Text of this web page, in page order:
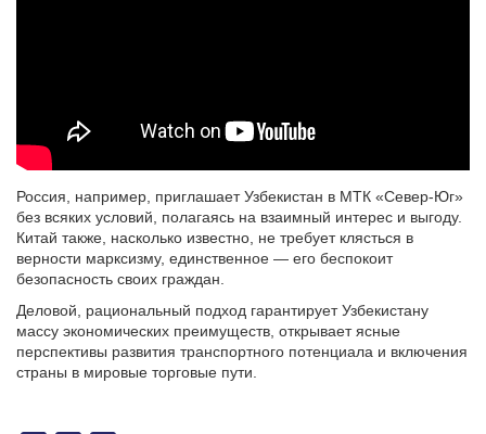
Россия, например, приглашает Узбекистан в МТК «Север-Юг»
без всяких условий, полагаясь на взаимный интерес и выгоду.
Китай также, насколько известно, не требует клясться в
верности марксизму, единственное — его беспокоит
безопасность своих граждан.
Деловой, рациональный подход гарантирует Узбекистану
массу экономических преимуществ, открывает ясные
перспективы развития транспортного потенциала и включения
страны в мировые торговые пути.